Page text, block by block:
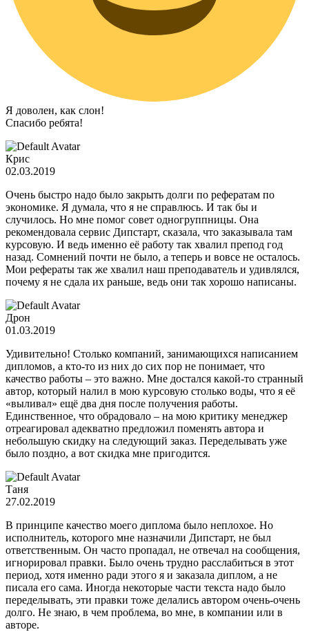
Я доволен, как слон!
Спасибо ребята!
Крис
02.03.2019
Очень быстро надо было закрыть долги по рефератам по
экономике. Я думала, что я не справлюсь. И так бы и
случилось. Но мне помог совет одногруппницы. Она
рекомендовала сервис Дипстарт, сказала, что заказывала там
курсовую. И ведь именно её работу так хвалил препод год
назад. Сомнений почти не было, а теперь и вовсе не осталось.
Мои рефераты так же хвалил наш преподаватель и удивлялся,
почему я не сдала их раньше, ведь они так хорошо написаны.
Дрон
01.03.2019
Удивительно! Столько компаний, занимающихся написанием
дипломов, а кто-то из них до сих пор не понимает, что
качество работы – это важно. Мне достался какой-то странный
автор, который налил в мою курсовую столько воды, что я её
«выливал» ещё два дня после получения работы.
Единственное, что обрадовало – на мою критику менеджер
отреагировал адекватно предложил поменять автора и
небольшую скидку на следующий заказ. Переделывать уже
было поздно, а вот скидка мне пригодится.
Таня
27.02.2019
В принципе качество моего диплома было неплохое. Но
исполнитель, которого мне назначили Дипстарт, не был
ответственным. Он часто пропадал, не отвечал на сообщения,
игнорировал правки. Было очень трудно расслабиться в этот
период, хотя именно ради этого я и заказала диплом, а не
писала его сама. Иногда некоторые части текста надо было
переделывать, эти правки тоже делались автором очень-очень
долго. Не знаю, в чем проблема, во мне, в компании или в
авторе.